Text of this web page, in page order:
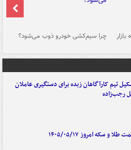
چرا سیم‌کشی خودرو ذوب می‌شود؟
تیم کارآگاهان زبده برای دستگیری عاملان
رجب‌زاده
طلا و سکه امروز ۱۴۰۵/۰۵/۱۷